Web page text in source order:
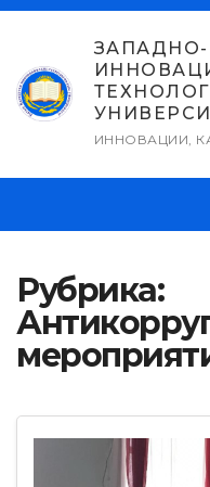
Перейти
содержимому
ЗАПАДНО-
ИННОВАЦИИ,
Рубрика: